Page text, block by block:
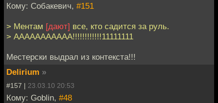
Кому: Собакевич, #151
> Ментам [дают] все, кто садится за руль.
> ААААААААААА!!!!!!!!!!!!11111111
Местерски выдрал из контекста!!!
Delirium »
#157 | 23.03.10 20:53
Кому: Goblin, #48